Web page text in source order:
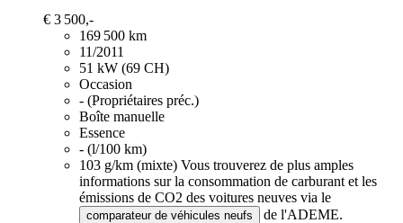
€ 3 500,-
169 500 km
11/2011
51 kW (69 CH)
Occasion
- (Propriétaires préc.)
Boîte manuelle
Essence
- (l/100 km)
103 g/km (mixte) Vous trouverez de plus amples
informations sur la consommation de carburant et les
émissions de CO2 des voitures neuves via le
comparateur de véhicules neufs
de l'ADEME.